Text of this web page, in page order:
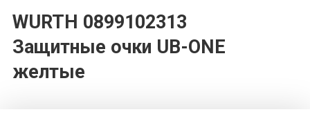
WURTH 0899102313
Защитные очки UB-ONE
желтые